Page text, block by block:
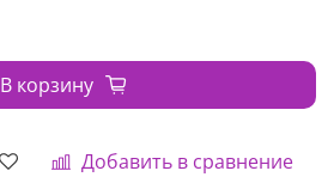
Добавить в сравнение
В корзину